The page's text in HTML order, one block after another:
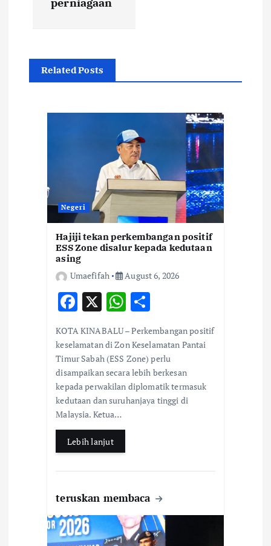
g
Related Posts
Negeri
Hajiji tekan perkembangan positif
ESS Zone disalur kepada kedutaan
asing
Umaefifah
August 6, 2026
F
ac
e
b
o
o
k
X W
h
at
s
A
p
h
ar
e
KOTA KINABALU – Perkembangan positif
keselamatan di Zon Keselamatan Pantai
Timur Sabah (ESS Zone) perlu
disampaikan secara lebih berkesan
kepada perwakilan diplomatik termasuk
kedutaan dan suruhanjaya tinggi di
Malaysia. Ketua…
Lebih lanjut
teruskan membaca